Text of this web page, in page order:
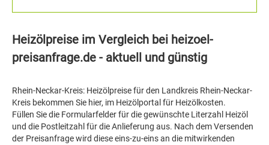
Heizölpreise im Vergleich bei heizoel-
preisanfrage.de - aktuell und günstig
Rhein-Neckar-Kreis: Heizölpreise für den Landkreis Rhein-Neckar-
Kreis bekommen Sie hier, im Heizölportal für Heizölkosten.
Füllen Sie die Formularfelder für die gewünschte Literzahl Heizöl
und die Postleitzahl für die Anlieferung aus. Nach dem Versenden
der Preisanfrage wird diese eins-zu-eins an die mitwirkenden